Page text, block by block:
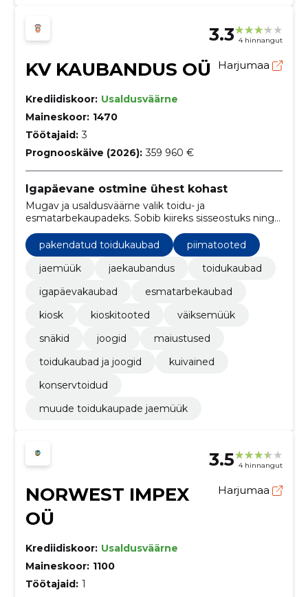
3.3 4 hinnangut
KV KAUBANDUS OÜ Harjumaa
Krediidiskoor: Usaldusväärne
Maineskoor: 1470
Töötajaid: 3
Prognooskäive (2026): 359 960 €
Igapäevane ostmine ühest kohast
Mugav ja usaldusväärne valik toidu- ja
esmatarbekaupadeks. Sobib kiireks sisseostuks ning
igapäevasteks vajadusteks.
pakendatud toidukaubad
piimatooted
jaemüük
jaekaubandus
toidukaubad
igapäevakaubad
esmatarbekaubad
kiosk
kioskitooted
väiksemüük
snäkid
joogid
maiustused
toidukaubad ja joogid
kuivained
konservtoidud
muude toidukaupade jaemüük
3.5 4 hinnangut
NORWEST IMPEX
OÜ
Harjumaa
Krediidiskoor: Usaldusväärne
Maineskoor: 1100
Töötajaid: 1